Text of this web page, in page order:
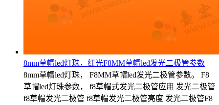
8mm草帽led灯珠，红光F8MM草帽led发光二极管参数
8mm草帽led灯珠， F8MM草帽led发光二极管参数。 F8
草帽led灯珠参数， f8草帽式发光二极管应用 发光二极管
f8草帽发光二极管 f8草帽发光二极管亮度 发光二极管F8